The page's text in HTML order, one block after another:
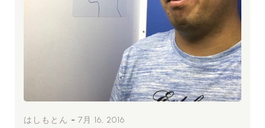
はしもとん - 7月 16, 2016